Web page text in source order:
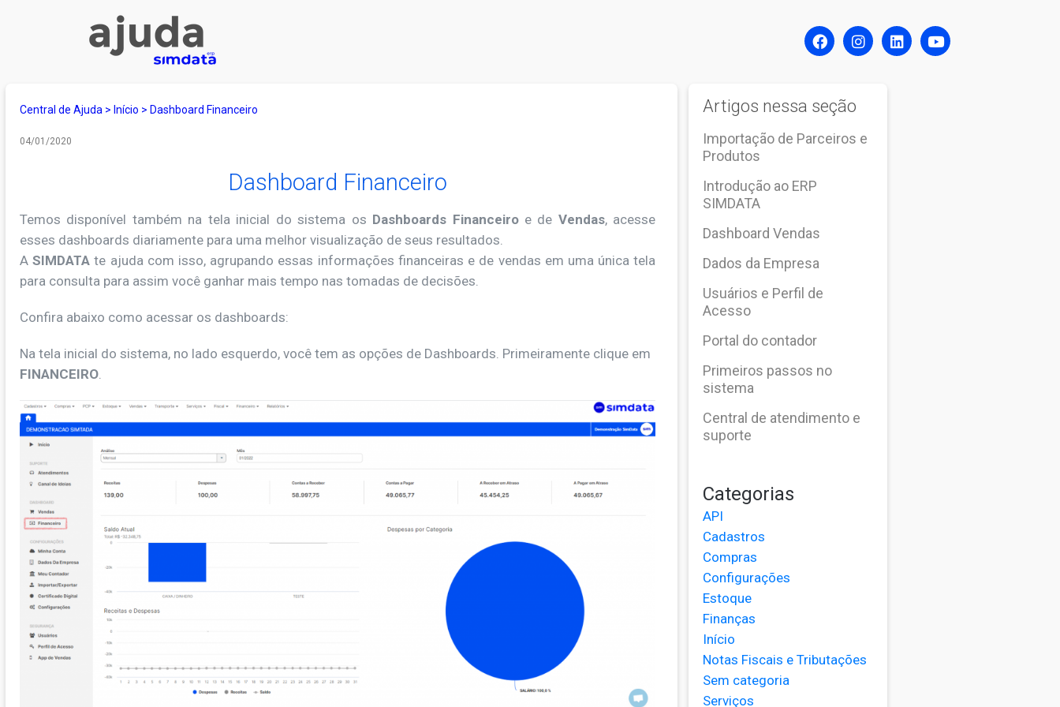
Central de Ajuda > Início > Dashboard Financeiro
04/01/2020
Dashboard Financeiro
Temos disponível também na tela inicial do sistema os Dashboards Financeiro e de Vendas, acesse
esses dashboards diariamente para uma melhor visualização de seus resultados.
ASIMDATA te ajuda com isso, agrupando essas informações financeiras e de vendas em uma única tela
para consulta para assim você ganhar mais tempo nas tomadas de decisões.
Confira abaixo como acessar os dashboards:
Na tela inicial do sistema, no lado esquerdo, você tem as opções de Dashboards. Primeiramente clique em
FINANCEIRO.
Artigos nessa seção
Importação de Parceiros e
Produtos
Introdução ao ERP
SIMDATA
Dashboard Vendas
Dados da Empresa
Usuários e Perfil de
Acesso
Portal do contador
Primeiros passos no
sistema
Central de atendimento e
suporte
Categorias
API
Cadastros
Compras
Configurações
Estoque
Finanças
Início
Notas Fiscais e Tributações
Sem categoria
Serviços